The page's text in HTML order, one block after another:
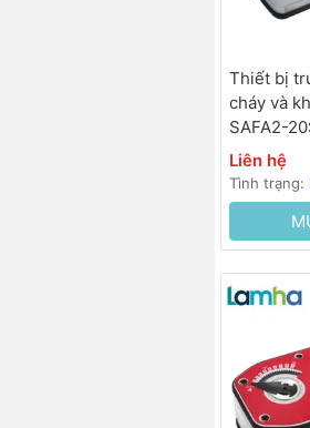
Thiết bị
cháy và
SAFA2-
230VAC,
<35s)
Liên hệ
Tình trạng: